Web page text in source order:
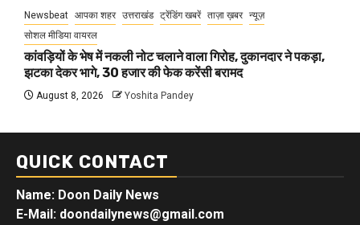
Newsbeat आपका शहर उत्तराखंड ट्रेंडिंग खबरें ताज़ा ख़बर न्यूज़
सोशल मीडिया वायरल
कांवड़ियों के भेष में नकली नोट चलाने वाला गिरोह, दुकानदार ने पकड़ा,
झटका देकर भागे, 30 हजार की फेक करेंसी बरामद
August 8, 2026 Yoshita Pandey
QUICK CONTACT
Name: Doon Daily News
E-Mail: doondailynews@gmail.com